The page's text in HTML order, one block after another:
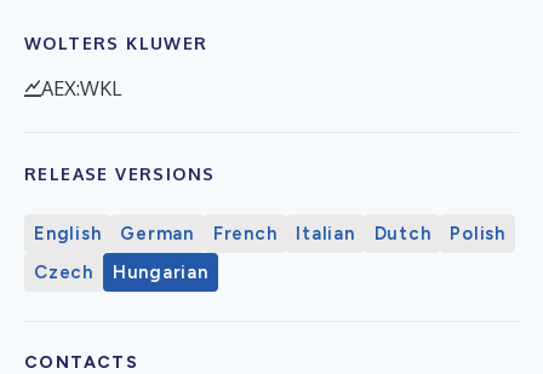
WOLTERS KLUWER
AEX:WKL
RELEASE VERSIONS
English German French Italian Dutch
Polish
Czech
Hungarian
CONTACTS